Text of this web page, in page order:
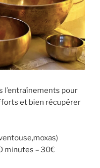
l’entraînements pour
et bien récupérer
minutes – 30€